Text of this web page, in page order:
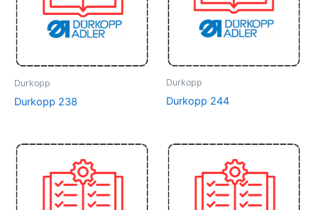
Durkopp
Durkopp 238
Durkopp
Durkopp 244